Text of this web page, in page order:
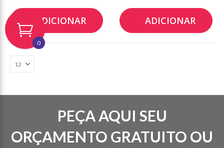
esplanada livres de qualquer
tipo de ave.ADICIONAR
pulverização, uma vez aplicado,
retira um cheiro…ADICIONAR
PEÇA AQUI SEU
ORÇAMENTO GRATUITO OU
0